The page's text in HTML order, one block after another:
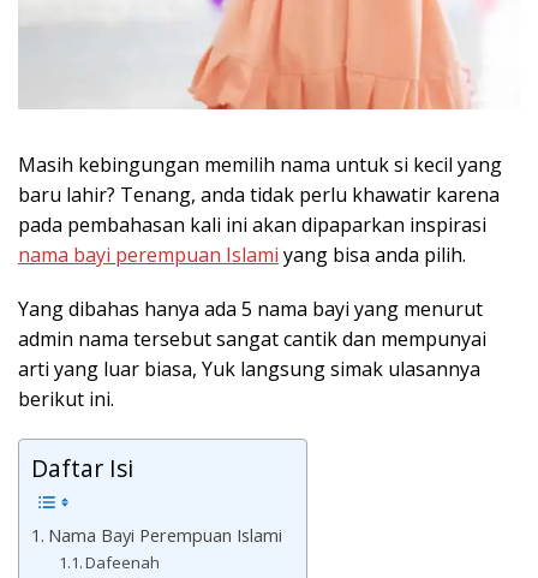
Masih kebingungan memilih nama untuk si kecil yang
baru lahir? Tenang, anda tidak perlu khawatir karena
pada pembahasan kali ini akan dipaparkan inspirasi
nama bayi perempuan Islami yang bisa anda pilih.
Yang dibahas hanya ada 5 nama bayi yang menurut
admin nama tersebut sangat cantik dan mempunyai
arti yang luar biasa, Yuk langsung simak ulasannya
berikut ini.
Daftar Isi
Nama Bayi Perempuan Islami
Dafeenah